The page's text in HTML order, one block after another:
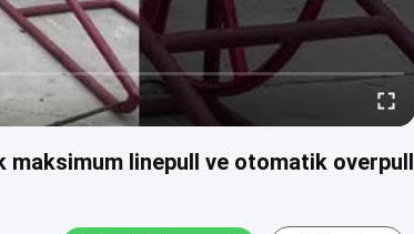
linepull ve otomatik overpull